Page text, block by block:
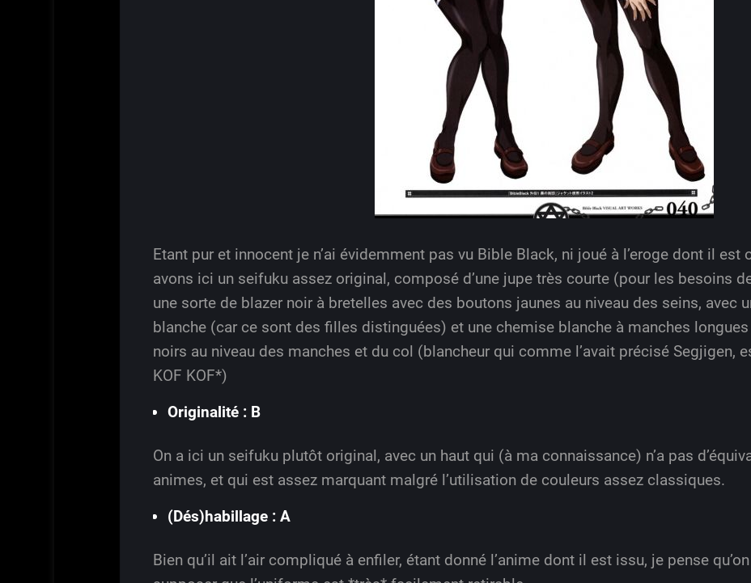
Etant pur et innocent je n’ai évidemment pas vu Bible Black, ni joué à l’eroge dont il est
avons ici un seifuku assez original, composé d’une jupe très courte (pour les besoins
une sorte de blazer noir à bretelles avec des boutons jaunes au niveau des seins, avec
blanche (car ce sont des filles distinguées) et une chemise blanche à manches
noirs au niveau des manches et du col (blancheur qui comme l’avait précisé Segjigen,
KOF KOF*)
Originalité : B
On a ici un seifuku plutôt original, avec un haut qui (à ma connaissance) n’a pas
animes, et qui est assez marquant malgré l’utilisation de couleurs assez classiques.
(Dés)habillage : A
Bien qu’il ait l’air compliqué à enfiler, étant donné l’anime dont il est issu, je pense